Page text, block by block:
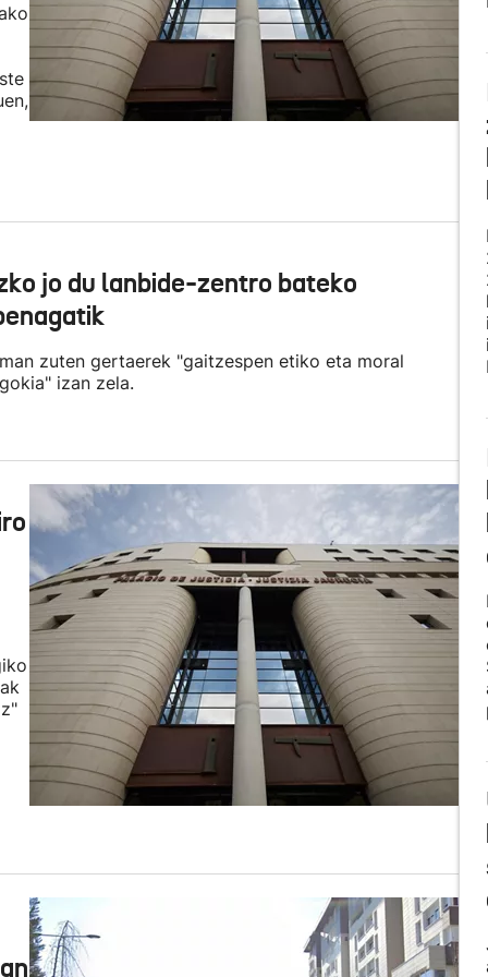
jo du lanbide-zentro bateko
zuten gertaerek "gaitzespen etiko eta moral
izan zela.